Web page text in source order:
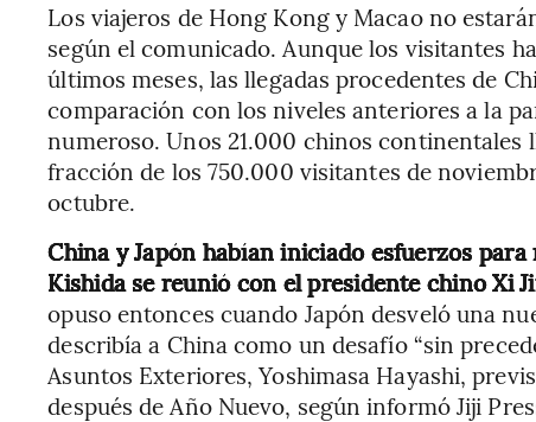
Los viajeros de Hong Kong y Macao no
según el comunicado. Aunque los visitantes
últimos meses, las llegadas procedentes de
comparación con los niveles anteriores a la
numeroso. Unos 21.000 chinos continentales
fracción de los 750.000 visitantes de
octubre.
China y Japón habían iniciado esfuerzos
Kishida se reunió con el presidente chino Xi
opuso entonces cuando Japón desveló una
describía a China como un desafío “sin
Asuntos Exteriores, Yoshimasa Hayashi,
después de Año Nuevo, según informó Jiji